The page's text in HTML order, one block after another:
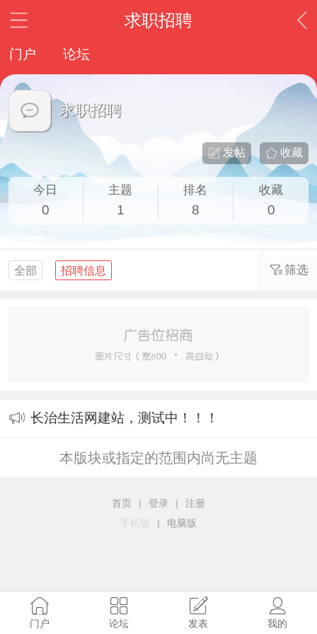
求职招聘
门户 论坛
求职招聘
收藏
发帖
今日
0
主题
1
排名
8
收藏
0
全部 招聘信息 筛选
长治生活网建站，测试中！！！
本版块或指定的范围内尚无主题
首页 | 登录 |
注册
手机版
| 电脑版
门户 论坛 发表 我的